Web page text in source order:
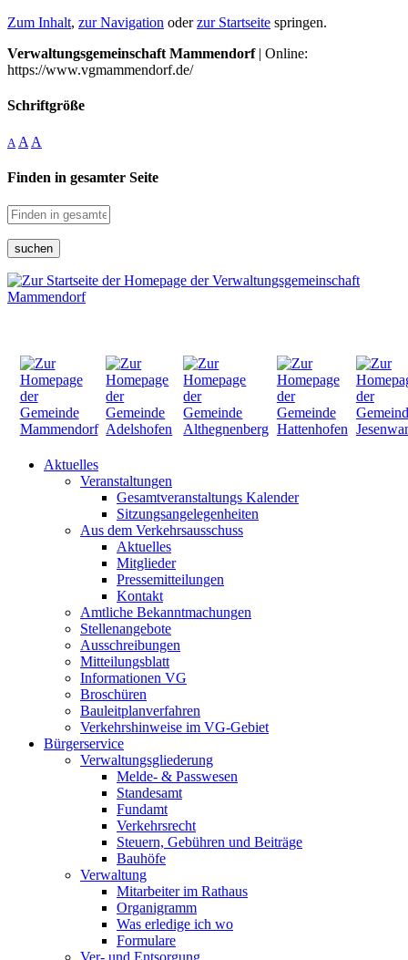
Zum Inhalt, zur Navigation oderzur Startseite springen.
Verwaltungsgemeinschaft Mammendorf| Online:
https://www.vgmammendorf.de/
Schriftgröße
A A A
Finden in gesamter Seite
suchen
Aktuelles
Veranstaltungen
Gesamtveranstaltungs Kalender
Sitzungsangelegenheiten
Aus dem Verkehrsausschuss
Aktuelles
Mitglieder
Pressemitteilungen
Kontakt
Amtliche Bekanntmachungen
Stellenangebote
Ausschreibungen
Mitteilungsblatt
Informationen VG
Broschüren
Bauleitplanverfahren
Verkehrshinweise im VG-Gebiet
Bürgerservice
Verwaltungsgliederung
Melde- & Passwesen
Standesamt
Fundamt
Verkehrsrecht
Steuern, Gebühren und Beiträge
Bauhöfe
Verwaltung
Mitarbeiter im Rathaus
Organigramm
Was erledige ich wo
Formulare
Ver- und Entsorgung